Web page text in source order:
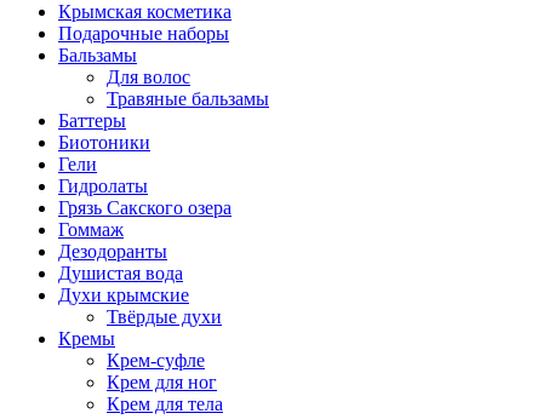
Крымская косметика
Подарочные наборы
Бальзамы
Для волос
Травяные бальзамы
Баттеры
Биотоники
Гели
Гидролаты
Грязь Сакского озера
Гоммаж
Дезодоранты
Душистая вода
Духи крымские
Твёрдые духи
Кремы
Крем-суфле
Крем для ног
Крем для тела